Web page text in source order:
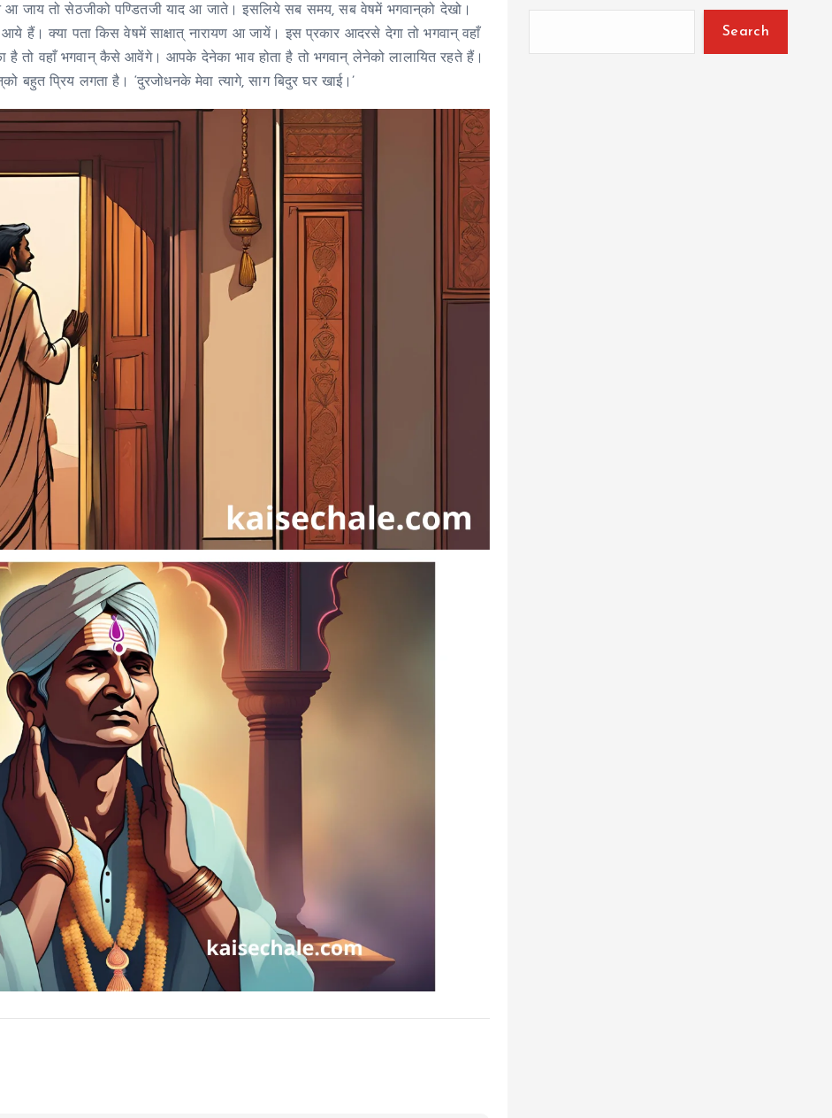
आ जाय तो सेठजीको पण्डितजी याद आ जाते। इसलिये सब समय, सब वेषमें भगवान्‌को देखो।
हैं। क्या पता किस वेषमें साक्षात् नारायण आ जायें। इस प्रकार आदरसे देगा तो भगवान् वहाँ
तो वहाँ भगवान् कैसे आवेंगे। आपके देनेका भाव होता है तो भगवान् लेनेको लालायित रहते हैं।
बहुत प्रिय लगता है। ‘दुरजोधनके मेवा त्यागे, साग बिदुर घर खाई।’
Search